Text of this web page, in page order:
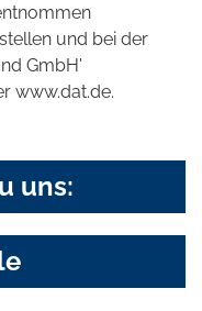
und bei der
GmbH'
www.dat.de.
uns: